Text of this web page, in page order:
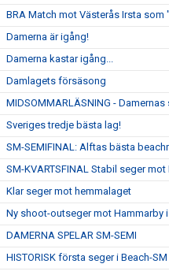
BRA Match mot Västerås Irsta som
Damerna är igång!
Damerna kastar igång...
Damlagets försäsong
MIDSOMMARLÄSNING -
Sveriges tredje bästa lag!
SM-SEMIFINAL: Alftas bästa
SM-KVARTSFINAL Stabil seger
Klar seger mot hemmalaget
Ny shoot-outseger mot Hammarby
DAMERNA SPELAR SM-SEMI
HISTORISK första seger i Beach-SM